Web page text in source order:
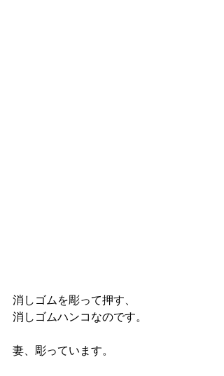
消しゴムを彫って押す、
消しゴムハンコなのです。
妻、彫っています。